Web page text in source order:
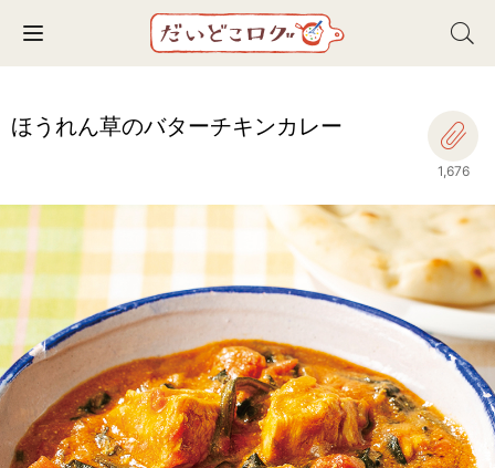
Toggle navigation
ほうれん草のバターチキンカレー
1,676